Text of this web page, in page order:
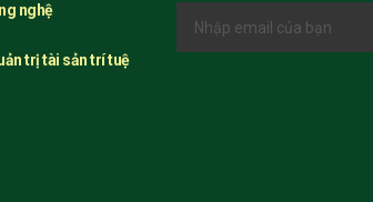
nghệ
trị tài sản trí tuệ